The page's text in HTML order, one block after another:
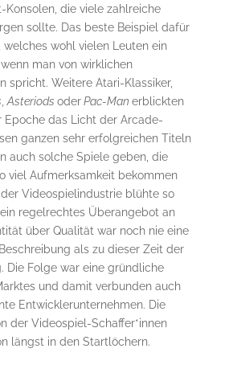
Konsolen, die viele zahlreiche
sollte. Das beste Beispiel dafür
welches wohl vielen Leuten ein
man von wirklichen
spricht. Weitere Atari-Klassiker,
,Asteriods oderPac-Man erblickten
Epoche das Licht der Arcade-
ganzen sehr erfolgreichen Titeln
auch solche Spiele geben, die
viel Aufmerksamkeit bekommen
Videospielindustrie blühte so
regelrechtes Überangebot an
über Qualität war noch nie eine
als zu dieser Zeit der
Die Folge war eine gründliche
und damit verbunden auch
Entwicklerunternehmen. Die
der Videospiel-Schaffer*innen
längst in den Startlöchern.